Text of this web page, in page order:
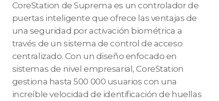
CoreStation de Suprema es un controlador de
puertas inteligente que ofrece las ventajas de
una seguridad por activación biométrica a
través de un sistema de control de acceso
centralizado. Con un diseño enfocado en
sistemas de nivel empresarial, CoreStation
gestiona hasta 500 000 usuarios con una
increíble velocidad de identificación de huellas